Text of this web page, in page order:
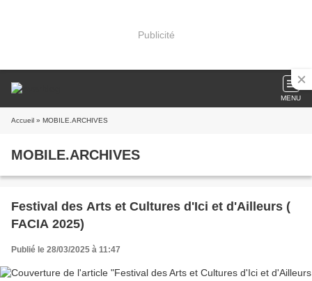
Publicité
MENU
Accueil » MOBILE.ARCHIVES
MOBILE.ARCHIVES
Festival des Arts et Cultures d'Ici et d'Ailleurs (
FACIA 2025)
Publié le 28/03/2025 à 11:47